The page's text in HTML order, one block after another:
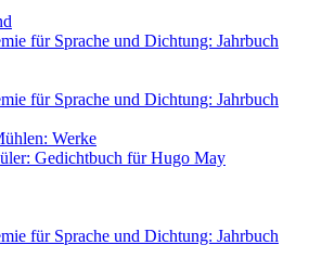
für Sprache und Dichtung: Jahrbuch
für Sprache und Dichtung: Jahrbuch
Werke
Gedichtbuch für Hugo May
für Sprache und Dichtung: Jahrbuch